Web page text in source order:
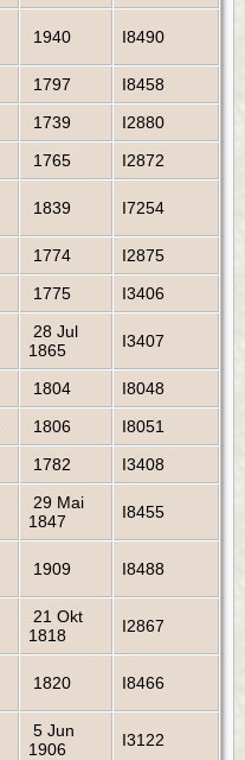
1940 I8490
1797
I8458
1739
I2880
1765 I2872
1839 I7254
1774
I2875
1775 I3406
28 Jul
1865
I3407
1804
I8048
1806
I8051
1782 I3408
29 Mai
1847
I8455
1909 I8488
21 Okt
1818
I2867
1820 I8466
5 Jun
1906
I3122